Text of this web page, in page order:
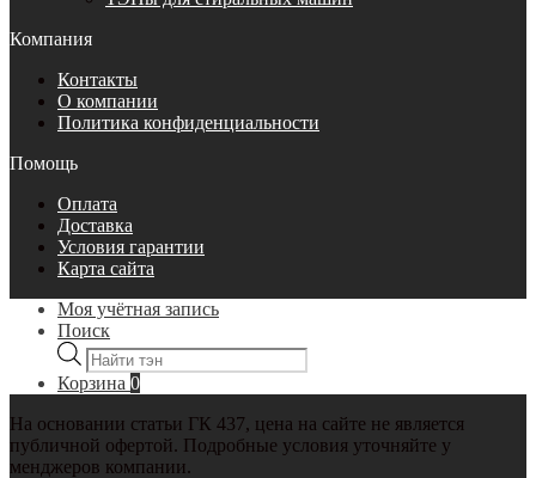
Компания
Контакты
О компании
Политика конфиденциальности
Помощь
Оплата
Доставка
Условия гарантии
Карта сайта
Моя учётная запись
Поиск
Поиск
товаров
Корзина 0
На основании статьи ГК 437, цена на сайте не является
публичной офертой. Подробные условия уточняйте у
менджеров компании.